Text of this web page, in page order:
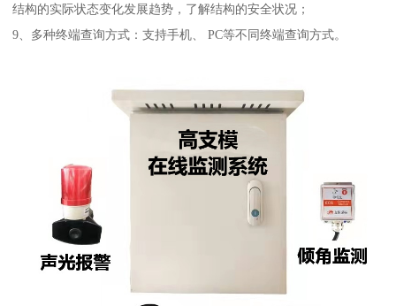
结构的实际状态变化发展趋势，了解结构的安全状况；
9、多种终端查询方式：支持手机、 PC等不同终端查询方式。